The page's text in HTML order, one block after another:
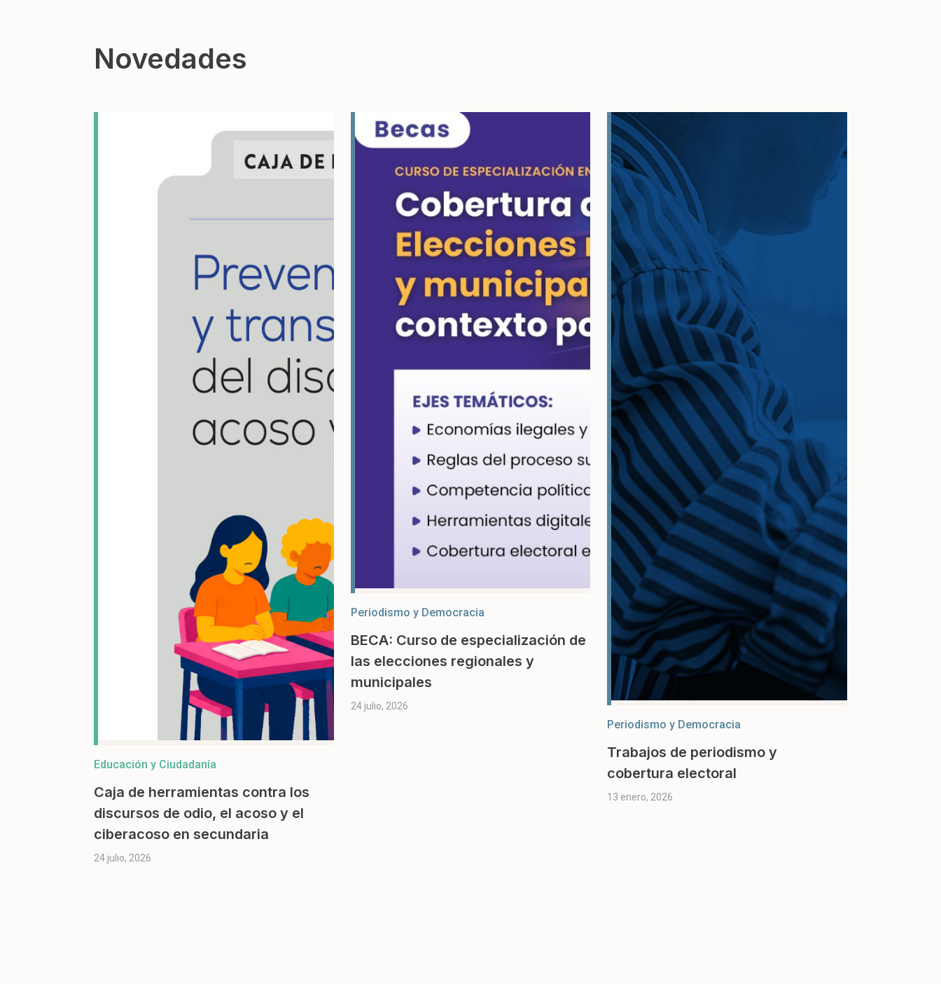
Novedades
Educación y Ciudadanía
Caja de herramientas contra los
discursos de odio, el acoso y el
ciberacoso en secundaria
24 julio, 2026
Periodismo y Democracia
BECA: Curso de especialización de
las elecciones regionales y
municipales
24 julio, 2026
Periodismo y Democracia
Trabajos de periodismo y
cobertura electoral
13 enero, 2026